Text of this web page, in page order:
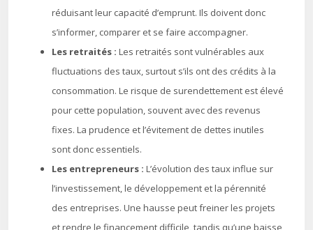
réduisant leur capacité d’emprunt. Ils doivent donc
s’informer, comparer et se faire accompagner.
Les retraités : Les retraités sont vulnérables aux
fluctuations des taux, surtout s’ils ont des crédits à la
consommation. Le risque de surendettement est élevé
pour cette population, souvent avec des revenus
fixes. La prudence et l’évitement de dettes inutiles
sont donc essentiels.
Les entrepreneurs : L’évolution des taux influe sur
l’investissement, le développement et la pérennité
des entreprises. Une hausse peut freiner les projets
et rendre le financement difficile, tandis qu’une baisse